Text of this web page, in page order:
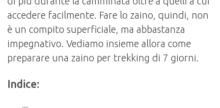
accedere facilmente. Fare lo zaino, quindi, non
è un compito superficiale, ma abbastanza
impegnativo. Vediamo insieme allora come
preparare una zaino per trekking di 7 giorni.
Indice: